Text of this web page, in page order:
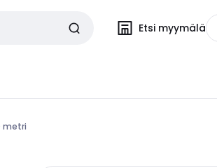
Etsi myymälä
metri